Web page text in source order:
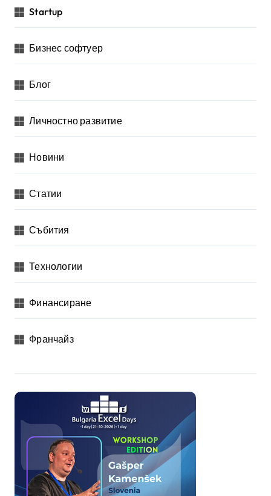
Startup
Бизнес софтуер
Блог
Личностно развитие
Новини
Статии
Събития
Технологии
Финансиране
Франчайз